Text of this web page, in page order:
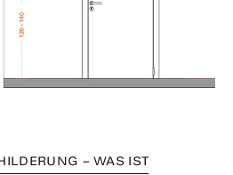
– WAS IST